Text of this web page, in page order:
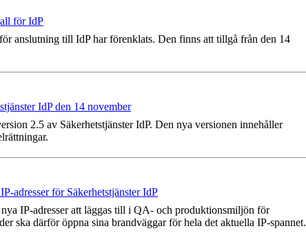
för IdP
anslutning till IdP har förenklats. Den finns att tillgå från den 14
IdP den 14 november
2.5 av Säkerhetstjänster IdP. Den nya versionen innehåller
adresser för Säkerhetstjänster IdP
IP-adresser att läggas till i QA- och produktionsmiljön för
ska därför öppna sina brandväggar för hela det aktuella IP-spannet.